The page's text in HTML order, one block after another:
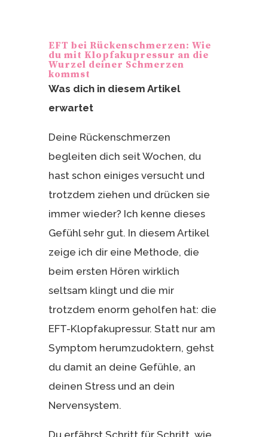
st
EFT bei Rückenschmerzen: Wie
du mit Klopfakupressur an die
Wurzel deiner Schmerzen
kommst
Was dich in diesem Artikel
erwartet
Deine Rückenschmerzen
begleiten dich seit Wochen, du
hast schon einiges versucht und
trotzdem ziehen und drücken sie
immer wieder? Ich kenne dieses
Gefühl sehr gut. In diesem Artikel
zeige ich dir eine Methode, die
beim ersten Hören wirklich
seltsam klingt und die mir
trotzdem enorm geholfen hat: die
EFT-Klopfakupressur. Statt nur am
Symptom herumzudoktern, gehst
du damit an deine Gefühle, an
deinen Stress und an dein
Nervensystem.
Du erfährst Schritt für Schritt, wie